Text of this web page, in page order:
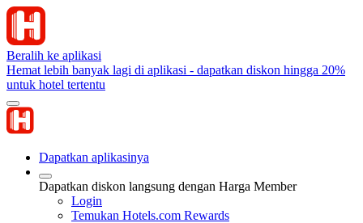
Beralih ke aplikasi
Hemat lebih banyak lagi di aplikasi - dapatkan diskon hingga 20%
untuk hotel tertentu
Dapatkan aplikasinya
Dapatkan diskon langsung dengan Harga Member
Login
Temukan Hotels.com Rewards